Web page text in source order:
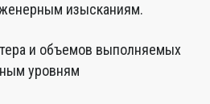
изысканиям.
и объемов выполняемых
уровням